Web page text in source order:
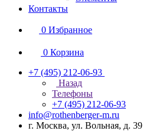
Контакты
0 Избранное
0 Корзина
+7 (495) 212-06-93
Назад
Телефоны
+7 (495) 212-06-93
info@rothenberger-m.ru
г. Москва, ул. Вольная, д. 39